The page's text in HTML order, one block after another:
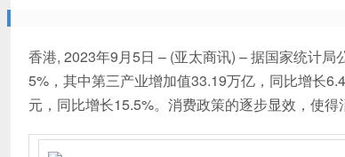
香港, 2023年9月5日 – (亚太商讯) – 据国家统计
5%，其中第三产业增加值33.19万亿，同比增长
元，同比增长15.5%。消费政策的逐步显效，使得